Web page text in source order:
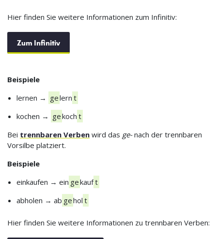
Hier finden Sie weitere Informationen zum Infinitiv:
Zum Infinitiv
Beispiele
lernen → gelern t
kochen → gekoch t
Bei trennbaren Verben wird das ge-nach der trennbaren
Vorsilbe platziert.
Beispiele
einkaufen → ein gekauft
abholen → ab gehol t
Hier finden Sie weitere Informationen zu trennbaren Verben: